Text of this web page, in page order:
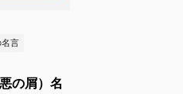
言
の屑）名